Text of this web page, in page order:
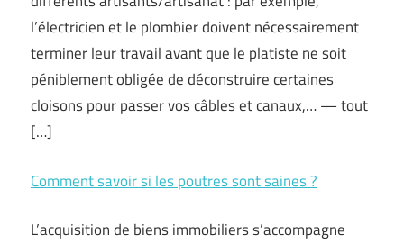
l’électricien et le plombier doivent nécessairement
terminer leur travail avant que le platiste ne soit
péniblement obligée de déconstruire certaines
cloisons pour passer vos câbles et canaux,… — tout
[…]
Comment savoir si les poutres sont saines ?
L’acquisition de biens immobiliers s’accompagne